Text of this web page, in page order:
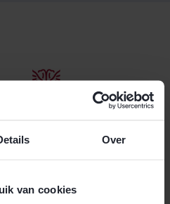
Over
van cookies